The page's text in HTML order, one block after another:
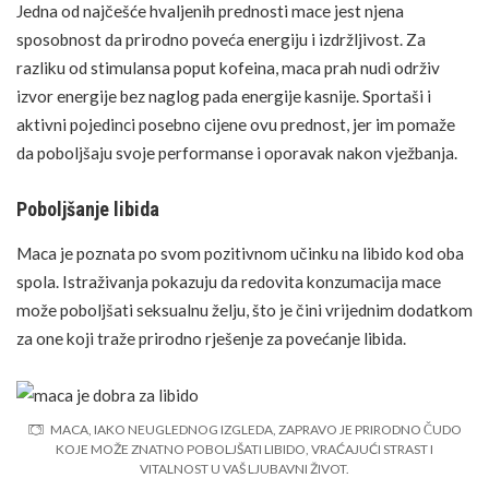
Jedna od najčešće hvaljenih prednosti mace jest njena
sposobnost da prirodno poveća energiju i izdržljivost. Za
razliku od stimulansa poput kofeina, maca prah nudi održiv
izvor energije bez naglog pada energije kasnije. Sportaši i
aktivni pojedinci posebno cijene ovu prednost, jer im pomaže
da poboljšaju svoje performanse i oporavak nakon vježbanja.
Poboljšanje libida
Maca je poznata po svom pozitivnom učinku na libido kod oba
spola. Istraživanja pokazuju da redovita konzumacija mace
može poboljšati seksualnu želju, što je čini vrijednim dodatkom
za one koji traže prirodno rješenje za povećanje libida.
MACA, IAKO NEUGLEDNOG IZGLEDA, ZAPRAVO JE PRIRODNO ČUDO
KOJE MOŽE ZNATNO POBOLJŠATI LIBIDO, VRAĆAJUĆI STRAST I
VITALNOST U VAŠ LJUBAVNI ŽIVOT.